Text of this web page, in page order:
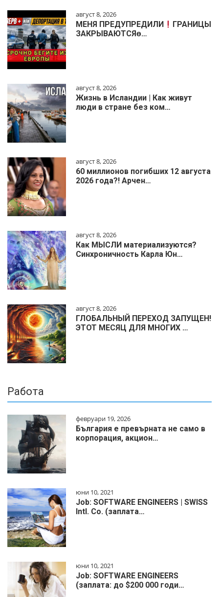
август 8, 2026
МЕНЯ ПРЕДУПРЕДИЛИ
ГРАНИЦЫ
ЗАКРЫВАЮТСЯɵ…
август 8, 2026
Жизнь в Исландии | Как живут
люди в стране без ком…
август 8, 2026
60 миллионов погибших 12 августа
2026 года?! Арчен…
август 8, 2026
Как МЫСЛИ материализуются?
Синхроничность Карла Юн…
август 8, 2026
ГЛОБАЛЬНЫЙ ПЕРЕХОД ЗАПУЩЕН!
ЭТОТ МЕСЯЦ ДЛЯ МНОГИХ …
Работа
февруари 19, 2026
България е превърната не само в
корпорация, акцион…
юни 10, 2021
Job: SOFTWARE ENGINEERS | SWISS
Intl. Co. (заплата…
юни 10, 2021
Job: SOFTWARE ENGINEERS
(заплата: до $200 000 годи…